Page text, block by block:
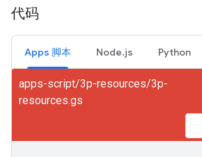
代码
Apps 脚本 Node.js Python
apps-script/3p-resources/3p-
resources.gs